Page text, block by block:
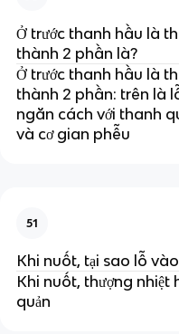
Ở trước thanh hầu là
thành 2 phần là?
Ở trước thanh hầu là
thành 2 phần: trên là
ngăn cách với thanh
và cơ gian phễu
51
Khi nuốt, tại sao lỗ
Khi nuốt, thượng nhiệt
quản